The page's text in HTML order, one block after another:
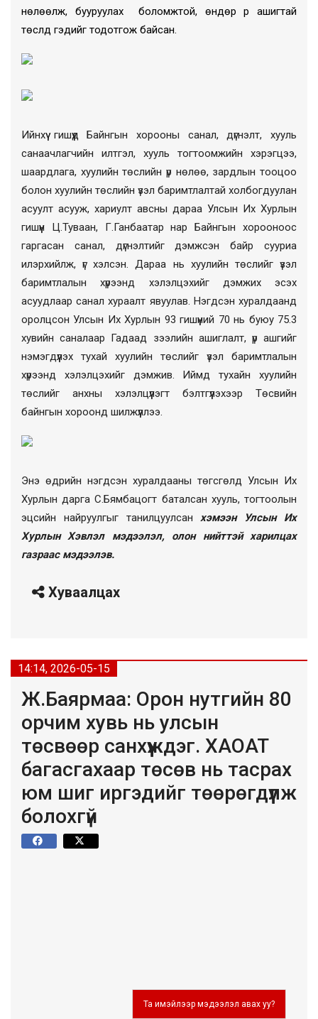
нөлөөлж, бууруулах боломжтой, өндөр үр ашигтай
төслүүд гэдийг тодотгож байсан.
Ийнхүү гишүүд Байнгын хорооны санал, дүгнэлт, хууль
санаачлагчийн илтгэл, хууль тогтоомжийн хэрэгцээ,
шаардлага, хуулийн төслийн үр нөлөө, зардлын тооцоо
болон хуулийн төслийн үзэл баримтлалтай холбогдуулан
асуулт асууж, хариулт авсны дараа Улсын Их Хурлын
гишүүн Ц.Туваан, Г.Ганбаатар нар Байнгын хорооноос
гаргасан санал, дүгнэлтийг дэмжсэн байр сууриа
илэрхийлж, үг хэлсэн. Дараа нь хуулийн төслийг үзэл
баримтлалын хүрээнд хэлэлцэхийг дэмжих эсэх
асуудлаар санал хураалт явуулав. Нэгдсэн хуралдаанд
оролцсон Улсын Их Хурлын 93 гишүүний 70 нь буюу 75.3
хувийн саналаар Гадаад зээлийн ашиглалт, үр ашгийг
нэмэгдүүлэх тухай хуулийн төслийг үзэл баримтлалын
хүрээнд хэлэлцэхийг дэмжив. Иймд тухайн хуулийн
төслийг анхны хэлэлцүүлэгт бэлтгүүлэхээр Төсвийн
байнгын хороонд шилжүүллээ.
Энэ өдрийн нэгдсэн хуралдааны төгсгөлд Улсын Их
Хурлын дарга С.Бямбацогт баталсан хууль, тогтоолын
эцсийн найруулгыг танилцуулсанхэмээн Улсын Их
Хурлын Хэвлэл мэдээлэл, олон нийттэй харилцах
газраас мэдээлэв.
Хуваалцах
14:14, 2026-05-15
Ж.Баярмаа: Орон нутгийн 80
орчим хувь нь улсын
төсвөөр санхүүждэг. ХАОАТ
багасгахаар төсөв нь тасрах
юм шиг иргэдийг төөрөгдүүлж
болохгүй
Та имэйлээр мэдээлэл авах уу?